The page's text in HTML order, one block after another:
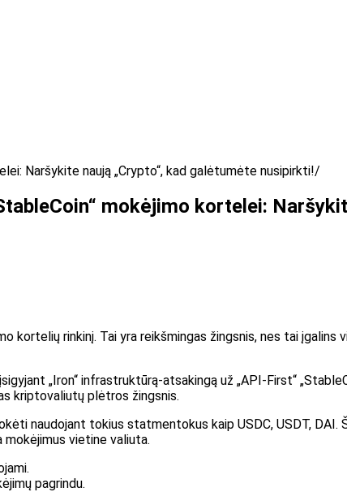
Naršykite naują „Crypto“, kad galėtumėte nusipirkti!
mokėjimo kortelei:
kortelių rinkinį. Tai yra reikšmingas žingsnis, nes tai
„Iron“ infrastruktūrą-atsakingą už „API-First“
kriptovaliutų plėtros žingsnis.
naudojant tokius statmentokus kaip USDC, USDT,
mokėjimus vietine valiuta.
pagrindu.